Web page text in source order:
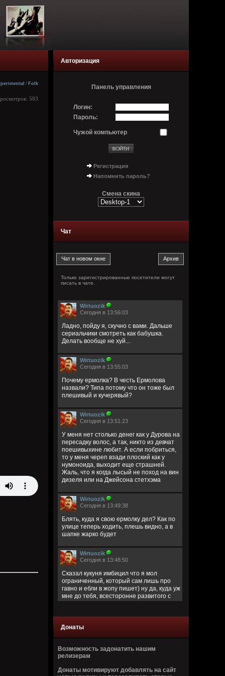
/ Folk
583
Авторизация
Панель управления
Логин:
Пароль:
Чужой компьютер
Регистрация
Напомнить пароль?
Смена скина
Чат
Только зарегистрированные посетители могут
писать в чате.
Wirtuozik
Сегодня в 13:56:03
Ладно, пойду я, скучно с вами. Дальше
сериальчики смотреть как бабушка.
Делать вообще не хуй...
Wirtuozik
Сегодня в 13:55:03
Почему ермолка? В честь Ермолова
назвали? Типа потому что он тоже был
плешивый и кучерявый?
Wirtuozik
Сегодня в 13:51:23
У меня нет столько денег как у Дурова на
пересадку волос, а так, никто из девчат
поешивыхине любит. А если побриться,
то у меня череп взади плоский как у
нумоноида, выходит еще страшней.
Жаль, что я когда лысый не поход на вин
дизеля или на Джейсона стетхэма
Wirtuozik
Сегодня в 13:49:38
Блять, куда я свою ермолку дел? Как по
улице теперь ходить, плешь видно, а в
шапке жарко будет
Wirtuozik
Сегодня в 13:48:50
Сказал кукуня имбицил что я мол
ограниченный, который сам лишь про
гавно и ебли в жопу пишет) ну да, куда уж
мне до тебя, всесторонне развитого с
Сегодня в 13:40:45
за запрещено цитировать что ли
ограниченый долбаеб просто, заебал
этим, давай там ещё про школьниц
Донаты
Возможность задонатить нашим
релизерам
Донаты мотивируют добавлять на сайт